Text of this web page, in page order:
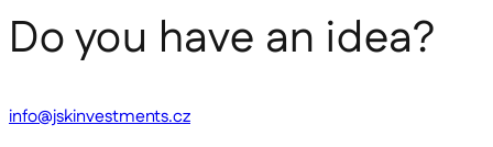
Do you have an idea?
info@jskinvestments.cz